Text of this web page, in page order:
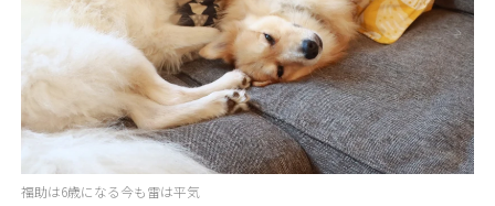
福助は6歳になる今も雷は平気